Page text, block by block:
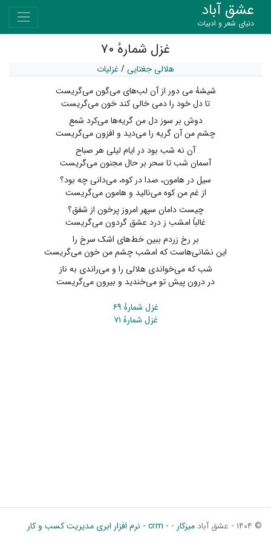
عشق آباد
دنیای شعر و ادبیات
غزل شمارهٔ ۷۰
هلالی جغتایی/ غزلیات
شیشهٔ می دور از آن لب‌های می‌گون می‌گریست
تا دل خود را دمی خالی کند خون می‌گریست
دوش بر سوز دل من گریه‌ها می‌کرد شمع
چشم من آن گریه را می‌دید و افزون می‌گریست
آن نه شب بود در ایام لیلی هر صباح
آسمان شب تا سحر بر حال مجنون می‌گریست
سیل در هامون، صدا در کوه، می‌دانی چه بود؟
از غم من کوه می‌نالید و هامون می‌گریست
چیست دامان سپهر امروز پرخون از شفق؟
غالباً امشب ز درد عشق گردون می‌گریست
بر رخ زردم ببین خط‌های اشک سرخ را
این نشانی‌هاست که امشب چشم من خون می‌گریست
شب که می‌خواندی هلالی را و می‌راندی به ناز
در درون پیش تو می‌خندید و بیرون می‌گریست
غزل شمارهٔ ۶۹
غزل شمارهٔ ۷۱
© ۱۴۰۴ - عشق آباد میزکار - - crm - نرم افزار ابری مدیریت کسب و کار